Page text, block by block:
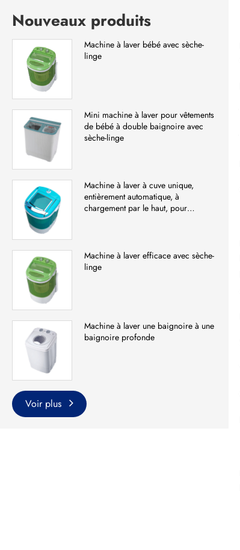
Nouveaux produits
Machine à laver bébé avec sèche-
linge
Mini machine à laver pour vêtements
de bébé à double baignoire avec
sèche-linge
Machine à laver à cuve unique,
entièrement automatique, à
chargement par le haut, pour
Machine à laver efficace avec sèche-
linge
Machine à laver une baignoire à une
baignoire profonde
Voir plus